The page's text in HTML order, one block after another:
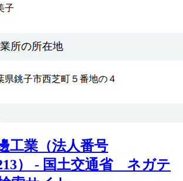
工業（法人番号
） - 国土交通省 ネガテ